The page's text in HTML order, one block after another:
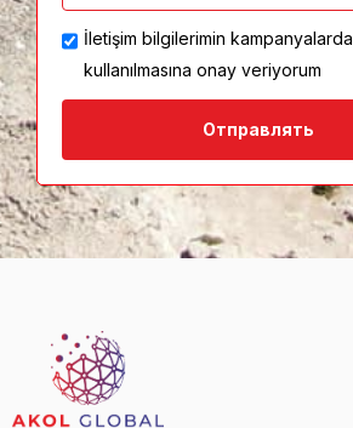
İletişim bilgilerimin kampanyalarda
kullanılmasına onay veriyorum
Отправлять